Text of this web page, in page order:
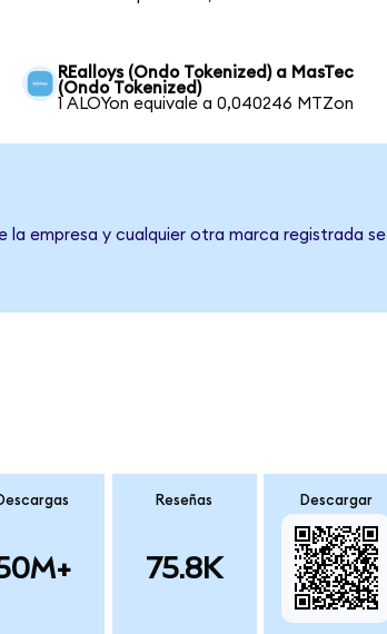
REalloys (Ondo Tokenized) a MasTec
(Ondo Tokenized)
1 ALOYon equivale a 0,040246 MTZon
empresa y cualquier otra marca registrada se
Reseñas
75.8K
Descargar